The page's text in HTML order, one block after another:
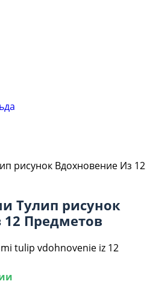
Тулип рисунок
Предметов
tulip vdohnovenie iz 12